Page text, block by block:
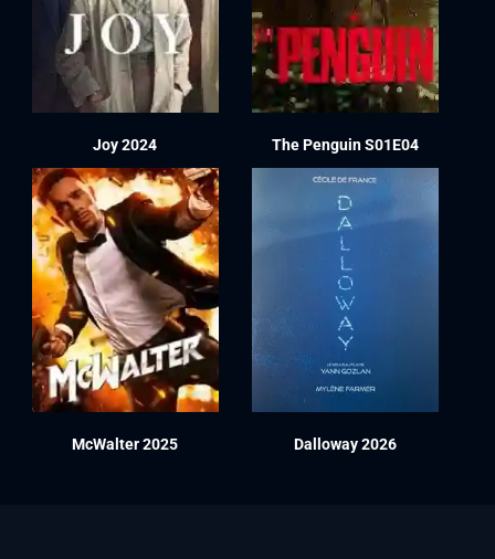
Joy 2024 The Penguin S01E04
McWalter 2025 Dalloway 2026